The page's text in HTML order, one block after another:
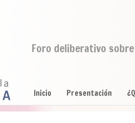
Foro deliberativo
Inicio Presentación